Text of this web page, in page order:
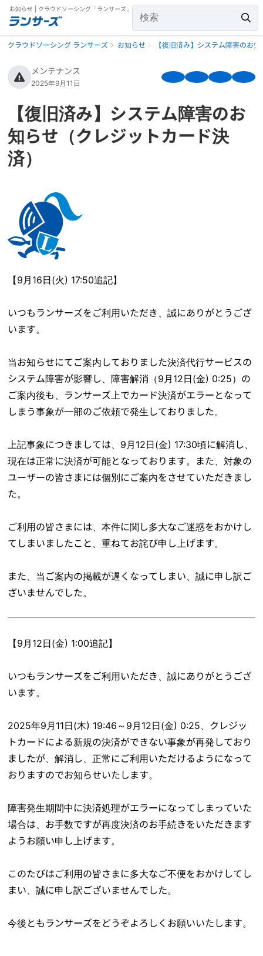
お知らせ | クラウドソーシング「ランサーズ」
クラウドソーシング ランサーズ お知らせ 【復旧済み】システム障害のお
メンテナンス
2025年9月11日
【復旧済み】システム障害のお
知らせ（クレジットカード決
済）
【9月16日(火) 17:50追記】
いつもランサーズをご利用いただき、誠にありがとうござ
います。
当お知らせにてご案内しておりました決済代行サービスの
システム障害が影響し、障害解消（9月12日(金) 0:25）の
ご案内後も、ランサーズ上でカード決済がエラーとなって
しまう事象が一部のご依頼で発生しておりました。
上記事象につきましては、9月12日(金) 17:30頃に解消し、
現在は正常に決済が可能となっております。また、対象の
ユーザーの皆さまには個別にご案内をさせていただきまし
た。
ご利用の皆さまには、本件に関し多大なご迷惑をおかけし
てしまいましたこと、重ねてお詫び申し上げます。
また、当ご案内の掲載が遅くなってしまい、誠に申し訳ご
ざいませんでした。
【9月12日(金) 1:00追記】
いつもランサーズをご利用いただき、誠にありがとうござ
います。
2025年9月11日(木) 19:46～9月12日(金) 0:25、クレジッ
トカードによる新規の決済ができない事象が再発しており
ましたが、解消し、正常にご利用いただけるようになって
おりますのでお知らせいたします。
障害発生期間中に決済処理がエラーになってしまっていた
場合は、お手数ですが再度決済のお手続きをいただきます
ようお願い申し上げます。
このたびはご利用の皆さまに多大なご不便をおかけしてし
まい、誠に申し訳ございませんでした。
今後ともランサーズをどうぞよろしくお願いいたします。